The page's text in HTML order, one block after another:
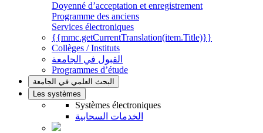
Doyenné d’acceptation et enregistrement
Programme des anciens
Services électroniques
{{mmc.getCurrentTranslation(item.Title)}}
Collèges / Instituts
القبول في الجامعة
Programmes d’étude
البحث العلمي في الجامعة
Les systèmes
Systèmes électroniques
الخدمات السحابية